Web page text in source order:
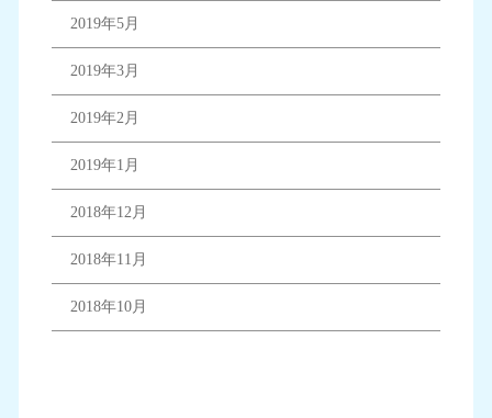
2019年5月
2019年3月
2019年2月
2019年1月
2018年12月
2018年11月
2018年10月